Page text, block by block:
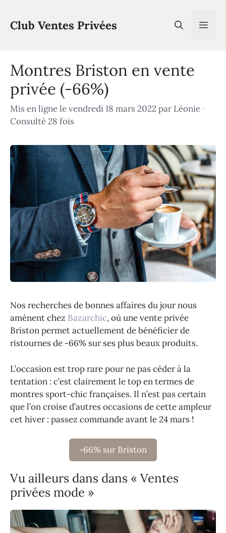
contenu
Club Ventes Privées
Montres Briston en vente
privée (-66%)
Mis en ligne le vendredi 18 mars 2022parLéonie ·
Consulté 28 fois
Nos recherches de bonnes affaires du jour nous
amènent chez Bazarchic, où une vente privée
Briston permet actuellement de bénéficier de
ristournes de -66% sur ses plus beaux produits.
L’occasion est trop rare pour ne pas céder à la
tentation : c’est clairement le top en termes de
montres sport-chic françaises. Il n’est pas certain
que l’on croise d’autres occasions de cette ampleur
cet hiver : passez commande avant le 24 mars !
-66% sur Briston
Vu ailleurs dans dans « Ventes
privées mode »